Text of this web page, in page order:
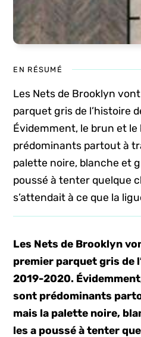
EN RÉSUMÉ
Les Nets de Brooklyn
parquet gris de l’histoire
Évidemment, le brun et le
prédominants partout à
palette noire, blanche et
poussé à tenter quelque
s’attendait à ce que la
Les Nets de Brooklyn
premier parquet gris de
2019-2020.
sont prédominants
mais la palette noire,
les a poussé à tenter